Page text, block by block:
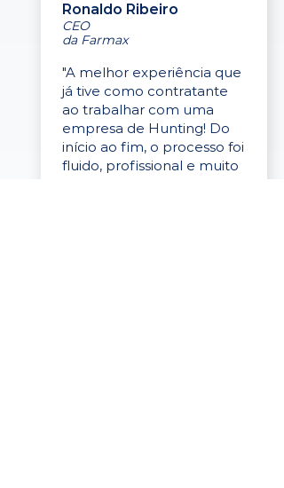
Ronaldo Ribeiro
CEO
da Farmax
"A melhor experiência que
já tive como contratante
ao trabalhar com uma
empresa de Hunting! Do
início ao fim, o processo foi
fluido, profissional e muito